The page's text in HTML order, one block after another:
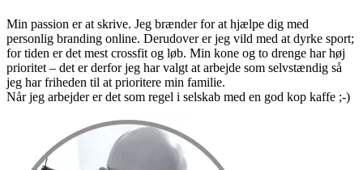
Min passion er at skrive. Jeg brænder for at hjælpe dig med
personlig branding online. Derudover er jeg vild med at dyrke sport;
for tiden er det mest crossfit og løb. Min kone og to drenge har høj
prioritet – det er derfor jeg har valgt at arbejde som selvstændig så
jeg har friheden til at prioritere min familie.
Når jeg arbejder er det som regel i selskab med en god kop kaffe ;-)
Sidebar